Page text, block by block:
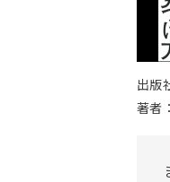
出版
著者